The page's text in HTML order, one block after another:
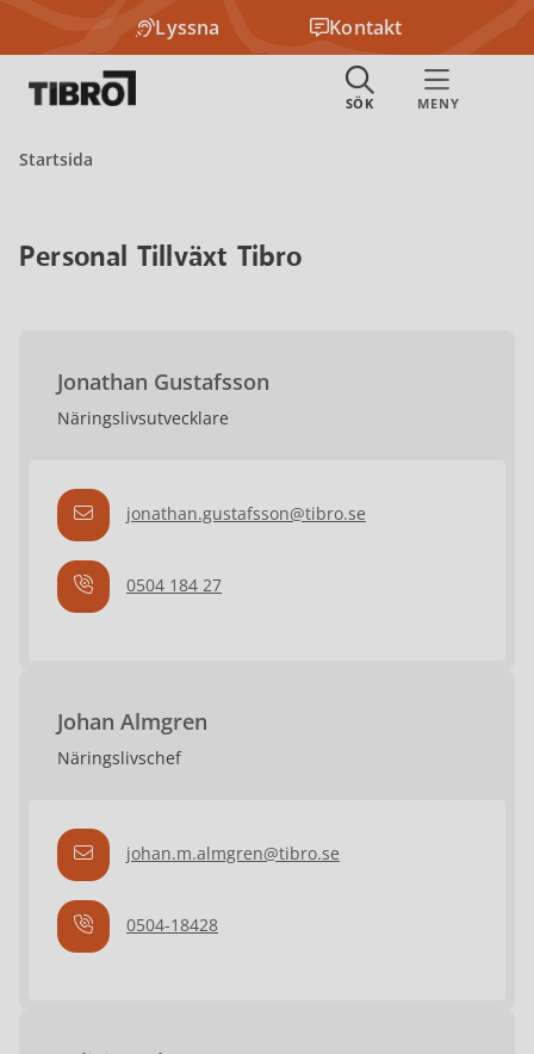
Lyssna Kontakt
Startsida
Personal Tillväxt Tibro
Jonathan Gustafsson
Näringslivsutvecklare
jonathan.gustafsson@tibro.se
0504 184 27
Johan Almgren
Näringslivschef
johan.m.almgren@tibro.se
0504-18428